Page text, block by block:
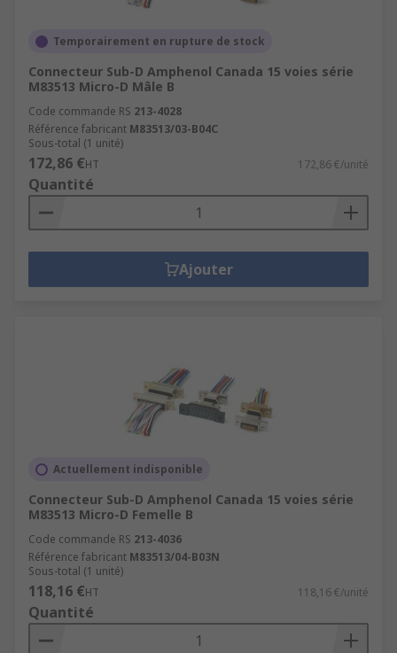
Temporairement en rupture de stock
Connecteur Sub-D Amphenol Canada 15 voies série
M83513 Micro-D Mâle B
Code commande RS 213-4028
Référence fabricant M83513/03-B04C
Sous-total (1 unité)
172,86 €HT 172,86 €/unité
Quantité
Ajouter
Actuellement indisponible
Connecteur Sub-D Amphenol Canada 15 voies série
M83513 Micro-D Femelle B
Code commande RS 213-4036
Référence fabricant M83513/04-B03N
Sous-total (1 unité)
118,16 €HT 118,16 €/unité
Quantité